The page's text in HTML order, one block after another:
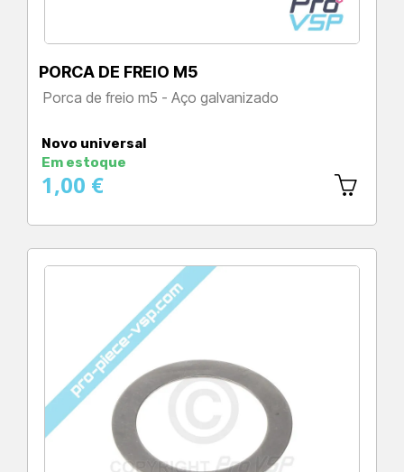
PORCA DE FREIO M5
Porca de freio m5 - Aço galvanizado
Novo universal
Em estoque
1,00 €